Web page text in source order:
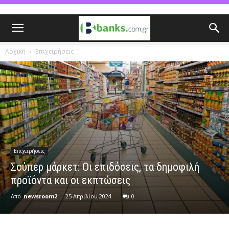
Αρχική Επιχειρήσεις
Επιχειρήσεις
Σούπερ μάρκετ: Οι επιδόσεις, τα δημοφιλή
προϊόντα και οι εκπτώσεις
Από newsroom2 - 25 Απριλίου 2024 0